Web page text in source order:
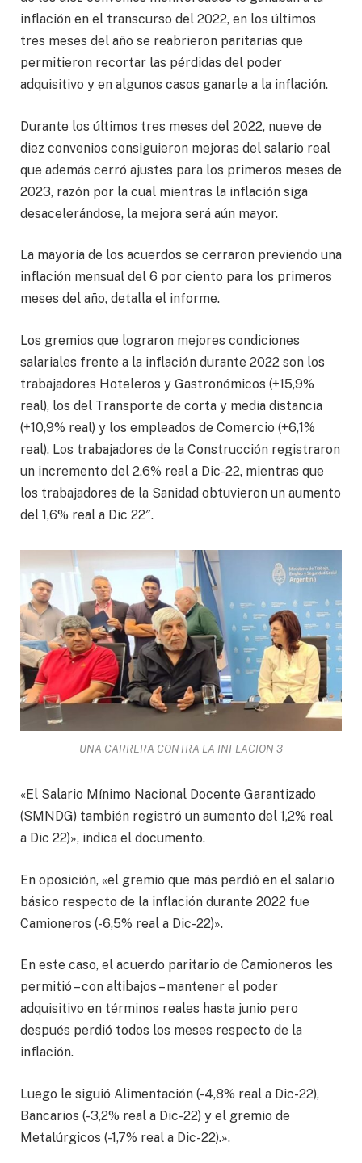
inflación en el transcurso del 2022, en los últimos
tres meses del año se reabrieron paritarias que
permitieron recortar las pérdidas del poder
adquisitivo y en algunos casos ganarle a la inflación.
Durante los últimos tres meses del 2022, nueve de
diez convenios consiguieron mejoras del salario real
que además cerró ajustes para los primeros meses de
2023, razón por la cual mientras la inflación siga
desacelerándose, la mejora será aún mayor.
La mayoría de los acuerdos se cerraron previendo una
inflación mensual del 6 por ciento para los primeros
meses del año, detalla el informe.
Los gremios que lograron mejores condiciones
salariales frente a la inflación durante 2022 son los
trabajadores Hoteleros y Gastronómicos (+15,9%
real), los del Transporte de corta y media distancia
(+10,9% real) y los empleados de Comercio (+6,1%
real). Los trabajadores de la Construcción registraron
un incremento del 2,6% real a Dic-22, mientras que
los trabajadores de la Sanidad obtuvieron un aumento
del 1,6% real a Dic 22″.
UNA CARRERA CONTRA LA INFLACION 3
«El Salario Mínimo Nacional Docente Garantizado
(SMNDG) también registró un aumento del 1,2% real
a Dic 22)», indica el documento.
En oposición, «el gremio que más perdió en el salario
básico respecto de la inflación durante 2022 fue
Camioneros (-6,5% real a Dic-22)».
En este caso, el acuerdo paritario de Camioneros les
permitió – con altibajos – mantener el poder
adquisitivo en términos reales hasta junio pero
después perdió todos los meses respecto de la
inflación.
Luego le siguió Alimentación (-4,8% real a Dic-22),
Bancarios (-3,2% real a Dic-22) y el gremio de
Metalúrgicos (-1,7% real a Dic-22).».